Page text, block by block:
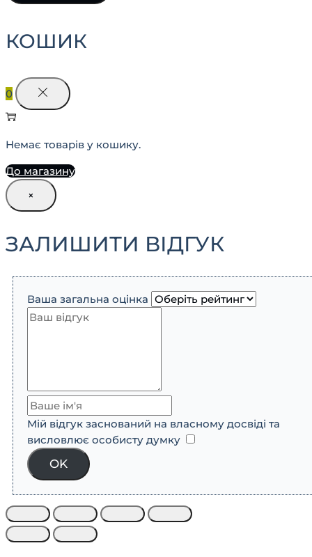
КОШИК
0
Немає товарів у кошику.
До магазину
×
ЗАЛИШИТИ ВІДГУК
Ваша загальна оцінка
Мій відгук заснований на власному досвіді та
висловлює особисту думку
OK